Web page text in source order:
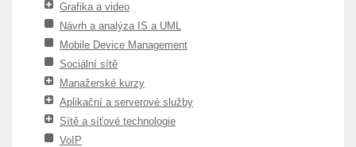
Grafika a video
Návrh a analýza IS a UML
Mobile Device Management
Sociální sítě
Manažerské kurzy
Aplikační a serverové služby
Sítě a síťové technologie
VoIP